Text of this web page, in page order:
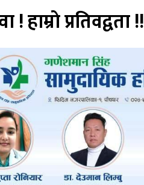
प्रतिवद्वता !!